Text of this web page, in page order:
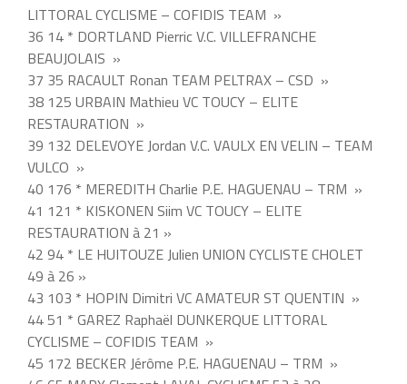
LITTORAL CYCLISME – COFIDIS TEAM »
36 14 * DORTLAND Pierric V.C. VILLEFRANCHE
BEAUJOLAIS »
37 35 RACAULT Ronan TEAM PELTRAX – CSD »
38 125 URBAIN Mathieu VC TOUCY – ELITE
RESTAURATION »
39 132 DELEVOYE Jordan V.C. VAULX EN VELIN – TEAM
VULCO »
40 176 * MEREDITH Charlie P.E. HAGUENAU – TRM »
41 121 * KISKONEN Siim VC TOUCY – ELITE
RESTAURATION à 21 »
42 94 * LE HUITOUZE Julien UNION CYCLISTE CHOLET
49 à 26 »
43 103 * HOPIN Dimitri VC AMATEUR ST QUENTIN »
44 51 * GAREZ Raphaël DUNKERQUE LITTORAL
CYCLISME – COFIDIS TEAM »
45 172 BECKER Jérôme P.E. HAGUENAU – TRM »